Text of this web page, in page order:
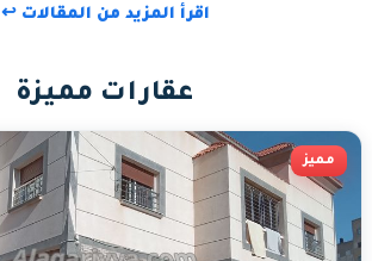
اقرأ المزيد من المقالات ↩
عقارات مميزة
مميز